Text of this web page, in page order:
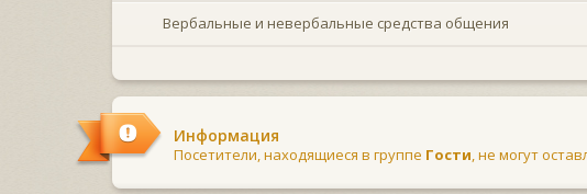
Вербальные и невербальные средства общения
Информация
Посетители, находящиеся в группе Гости, не могут